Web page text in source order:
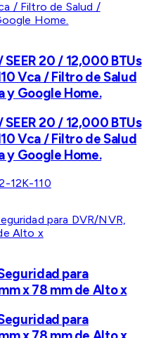
20 / 12,000 BTUs
Vca / Filtro de Salud
y Google Home.
20 / 12,000 BTUs
Vca / Filtro de Salud
y Google Home.
12K-110
para
x 78 mm de Alto x
para